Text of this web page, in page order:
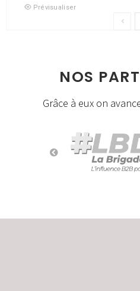
Prévisualiser
NOS
Grâce à eux on